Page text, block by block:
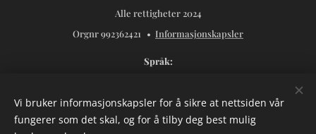
Alle rettigheter 2024
Orgnr 992362421
Informasjonskapsler
Språk
Valuta
NOK kr
USD $ SEK kr
Vi bruker informasjonskapsler for å sikre at nettsiden vår
fungerer som det skal, og for å tilby deg best mulig